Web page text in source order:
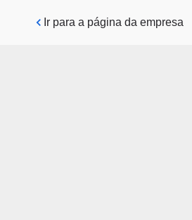
Pular para o conteúdo principal
Ir para a página da empresa